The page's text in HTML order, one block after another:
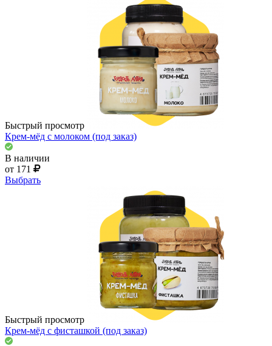
Быстрый просмотр
Крем-мёд с молоком (под заказ)
В наличии
от 171
Выбрать
Быстрый просмотр
Крем-мёд с фисташкой (под заказ)